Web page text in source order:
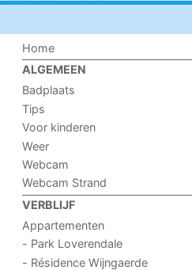
Home
ALGEMEEN
Badplaats
Tips
Voor kinderen
Weer
Webcam
Webcam Strand
VERBLIJF
Appartementen
- Park Loverendale
- Résidence Wijngaerde